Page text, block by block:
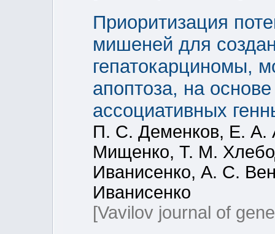
Приоритизация
мишеней для
гепатокарциномы,
апоптоза, на
ассоциативных
П. С. Деменков, Е. А.
Мищенко, Т. М.
Иванисенко, А. С.
Иванисенко
[Vavilov journal of